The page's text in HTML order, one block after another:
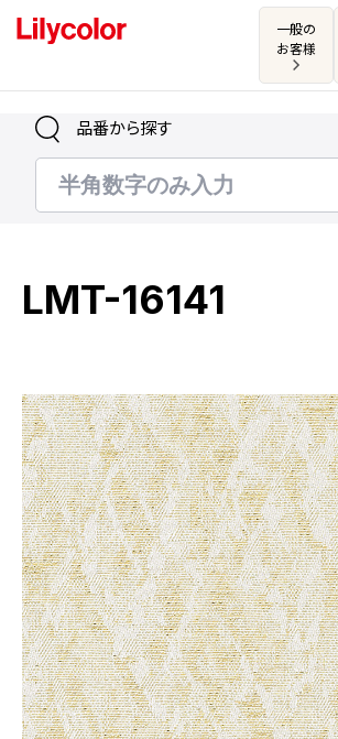
一般の
お客様
ログイン・新規会員登録
お気に入り
商品を探す
商品を探す トップ
壁紙
カーテン
床材
ブランド・コレクション
Lilycolor Coordinate 着せ替えシミュレーション
カタログ一覧
カタログ一覧 トップ
壁紙
カーテン
床材
サステナブル商品
ノンワックス床タイル
壁紙機能性ガイド
施工事例
施工事例 トップ
医療・福祉施設
ホテル・オフィス・店舗
モデルハウス
新築戸建・マンション
リリカラノート
ショールーム
品番から探す
LMT-16141